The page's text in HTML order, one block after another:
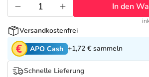
Tierapotheke
Vitamine & Mineralstoffe
Salus Deals
In den
Versandkostenfrei
APO Cash +1,72 € sammeln
Schnelle Lieferung